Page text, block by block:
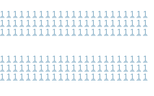
1 1 1 1 1 1 1 1 1 1 1 1 1 1 1 1 1 1 1 1 1 1 1
1 1 1 1 1 1 1 1 1 1 1 1 1 1 1 1 1 1 1 1 1 1 1
1 1 1 1 1 1 1 1 1 1 1 1 1 1 1 1 1 1 1 1 1 1 1
1 1 1 1 1 1 1 1 1 1 1 1 1 1 1 1 1 1 1 1 1 1 1
1 1 1 1 1 1 1 1 1 1 1 1 1 1 1 1 1 1 1 1 1 1 1
1 1 1 1 1 1 1 1 1 1 1 1 1 1 1 1 1 1 1 1 1 1 1